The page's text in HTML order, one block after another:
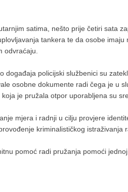
satima, nešto prije četiri sata
tankera te da osobe
odvraćaju.
događaja policijski službenici su
osobne dokumente radi čega je u
je pružala otpor uporabljena su
mjera i radnji u cilju provjere
kriminalističkog istraživanja
pomoć radi pružanja pomoći